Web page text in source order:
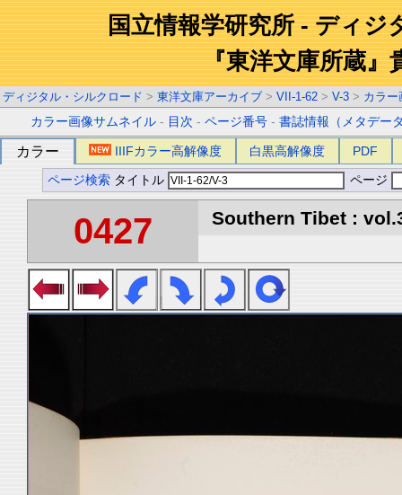
国立情報学研究所 - ディジ
『東洋文庫所蔵』
ディジタル・シルクロード > 東洋文庫アーカイブ > VII-1-62 > V-3 > カラー
カラー画像サムネイル - 目次 -ページ番号 -書誌情報（メタデー
カラー IIIFカラー高解像度 白黒高解像度 PDF
ページ検索 タイトル ページ
0427 Southern Tibet :